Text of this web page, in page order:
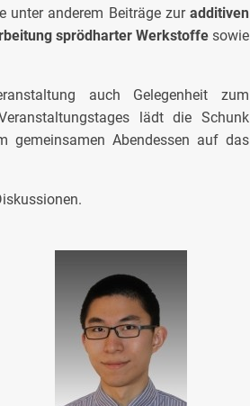
unter anderem Beiträge zur additiven
sprödharter Werkstoffe sowie
auch Gelegenheit zum
lädt die Schunk
gemeinsamen Abendessen auf das